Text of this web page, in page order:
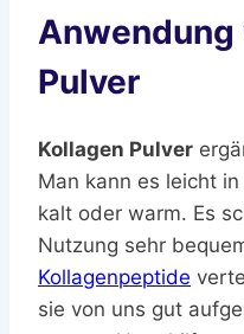
Anwendung
Pulver
Kollagen Pulver
Man kann es leicht
kalt oder warm. Es
Nutzung sehr
Kollagenpeptide
sie von uns gut